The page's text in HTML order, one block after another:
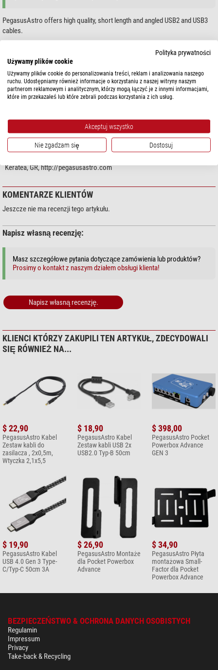
PegasusAstro offers high quality, short length and angled USB2 and USB3
cables.
Short cables help to avoid cable spaghetti. They are the ideal accessory for
your PegasusAstro Powerbox or USB-Hub
The following cables are available:
USB3.0 1x 2m: Premium cable, Type-B connector
: USB-C connector (ideal to power a Raspberry Pi 4 with
the PowerBox)
USB2.0 2x 50cm: angled type-B connector
USB2.0 2x 1m: angled type-B connector
USB2.0 2x 50cm: angled Mini-USB connector
pokaż więcej...
BEZPIECZEŃSTWO PRODUKTÓW
Keratea, GR, http://pegasusastro.com
KOMENTARZE KLIENTÓW
Jeszcze nie ma recenzji tego artykułu.
Napisz własną recenzję:
Masz szczegółowe pytania dotyczące zamówienia lub produktów?
Prosimy o kontakt z naszym działem obsługi klienta!
Napisz własną recenzję.
KLIENCI KTÓRZY ZAKUPILI TEN ARTYKUŁ, ZDECYDOWALI
SIĘ RÓWNIEŻ NA...
$ 22,90
PegasusAstro Kabel
Zestaw kabli do
zasilacza , 2x0,5m,
Wtyczka 2,1x5,5
$ 18,90
PegasusAstro Kabel
Zestaw kabli USB 2x
USB2.0 Typ-B 50cm
$ 398,00
PegasusAstro Pocket
Powerbox Advance
GEN 3
$ 19,90
PegasusAstro Kabel
USB 4.0 Gen 3 Type-
C/Typ-C 50cm 3A
$ 26,90
PegasusAstro Montaże
dla Pocket Powerbox
Advance
$ 34,90
PegasusAstro Płyta
montażowa Small-
Factor dla Pocket
Powerbox Advance
BEZPIECZEŃSTWO & OCHRONA DANYCH OSOBISTYCH
Regulamin
Impressum
Privacy
Take-back & Recycling
Polityka prywatności
Używamy plików cookie
Używamy plików cookie do personalizowania treści, reklam i analizowania naszego
ruchu. Udostępniamy również informacje o korzystaniu z naszej witryny naszym
partnerom reklamowym i analitycznym, którzy mogą łączyć je z innymi informacjami,
które im przekazałeś lub które zebrali podczas korzystania z ich usług.
Akceptuj wszystko
Nie zgadzam się Dostosuj